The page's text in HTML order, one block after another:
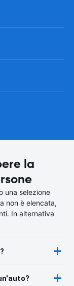
la
una selezione
non è elencata,
In alternativa